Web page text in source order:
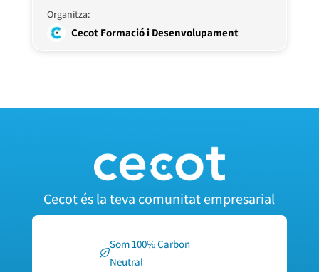
Organitza:
Cecot Formació i Desenvolupament
Cecot és la teva comunitat empresarial
Som 100% Carbon
Neutral